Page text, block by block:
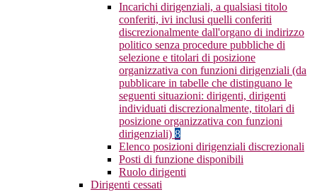
Incarichi dirigenziali, a qualsiasi titolo
conferiti, ivi inclusi quelli conferiti
discrezionalmente dall'organo di indirizzo
politico senza procedure pubbliche di
selezione e titolari di posizione
organizzativa con funzioni dirigenziali (da
pubblicare in tabelle che distinguano le
seguenti situazioni: dirigenti, dirigenti
individuati discrezionalmente, titolari di
posizione organizzativa con funzioni
dirigenziali) 8
Elenco posizioni dirigenziali discrezionali
Posti di funzione disponibili
Ruolo dirigenti
Dirigenti cessati